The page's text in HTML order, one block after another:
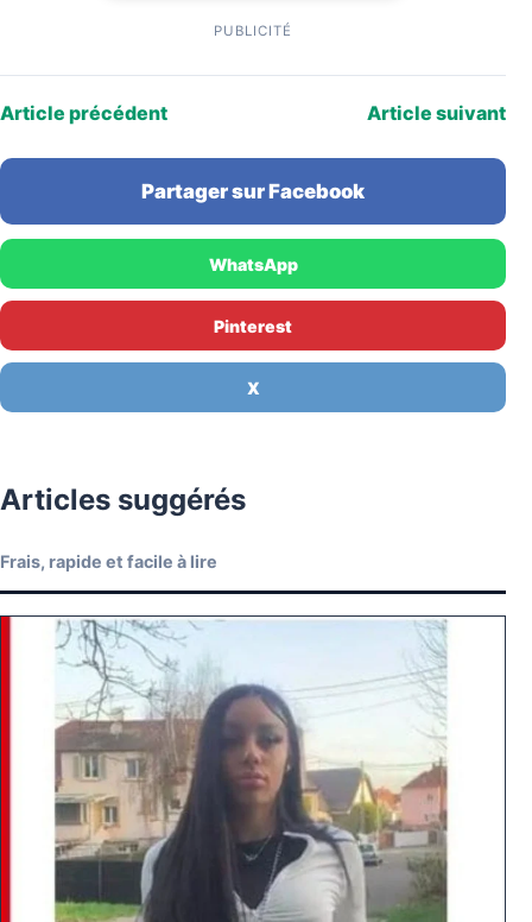
PUBLICITÉ
Article précédent Article suivant
Partager sur Facebook
WhatsApp
Pinterest
X
Articles suggérés
Frais, rapide et facile à lire